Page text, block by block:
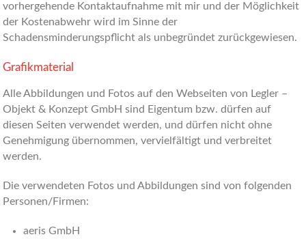
vorhergehende Kontaktaufnahme mit mir und der Möglichkeit
der Kostenabwehr wird im Sinne der
Schadensminderungspflicht als unbegründet zurückgewiesen.
Grafikmaterial
Alle Abbildungen und Fotos auf den Webseiten von Legler –
Objekt & Konzept GmbH sind Eigentum bzw. dürfen auf
diesen Seiten verwendet werden, und dürfen nicht ohne
Genehmigung übernommen, vervielfältigt und verbreitet
werden.
Die verwendeten Fotos und Abbildungen sind von folgenden
Personen/Firmen:
aeris GmbH